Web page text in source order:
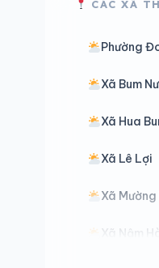
CÁC XÃ
Phường
Xã Bum
Xã Hua
Xã Lê Lợi
Xã Mường
Xã Nậm